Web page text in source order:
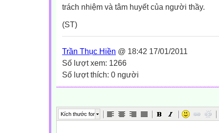
trách nhiệm và tâm huyết của người thầy.
(ST)
Trần Thục Hiền @ 18:42 17/01/2011
Số lượt xem: 1266
Số lượt thích: 0 người
Kích thước font